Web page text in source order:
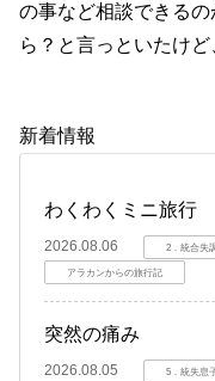
の事など相談できる
ら？と言っといたけ
新着情報
わくわくミニ旅行
2026.08.06 2．統合失
アラカンからの旅行記
突然の痛み
2026.08.05 5．統失息